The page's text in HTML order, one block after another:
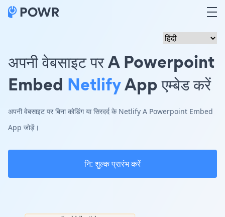
अपनी वेबसाइट पर A Powerpoint
Embed NetlifyApp एम्बेड करें
अपनी वेबसाइट पर बिना कोडिंग या सिरदर्द के Netlify A Powerpoint Embed
App जोड़ें।
नि: शुल्क प्रारंभ करें